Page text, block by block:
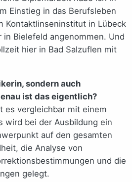
Einstieg in das Berufsleben
Kontaktlinseninstitut in Lübeck
Bielefeld angenommen. Und
hier in Bad Salzuflen mit
sondern auch
ist das eigentlich?
es vergleichbar mit einem
wird bei der Ausbildung ein
auf den gesamten
die Analyse von
und die
gelegt.